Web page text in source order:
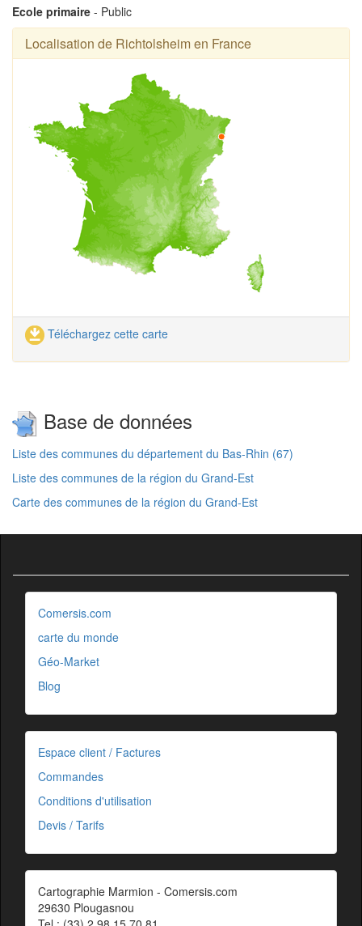
Ecole primaire - Public
Localisation de Richtolsheim en France
Téléchargez cette carte
Base de données
Liste des communes du département du Bas-Rhin (67)
Liste des communes de la région du Grand-Est
Carte des communes de la région du Grand-Est
Comersis.com
carte du monde
Géo-Market
Blog
Espace client / Factures
Commandes
Conditions d'utilisation
Devis / Tarifs
Cartographie Marmion - Comersis.com
29630 Plougasnou